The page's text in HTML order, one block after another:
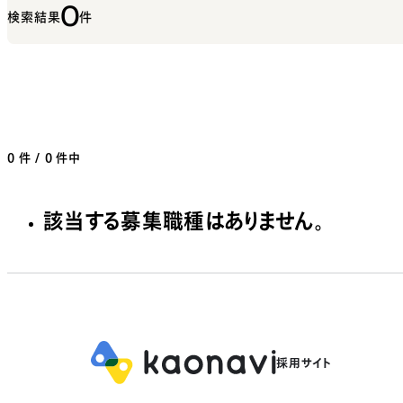
検索結果0件
0 件 / 0 件中
該当する募集職種はありません。